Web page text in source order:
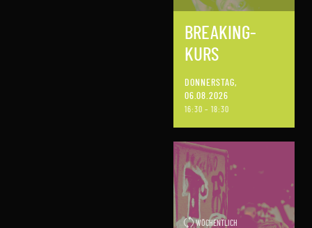
BREAKING-
KURS
DONNERSTAG,
06.08.2026
16:30 – 18:30
WÖCHENTLICH